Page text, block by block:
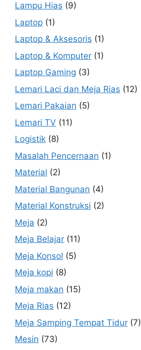
Lampu Hias (9)
Laptop (1)
Laptop & Aksesoris (1)
Laptop & Komputer (1)
Laptop Gaming (3)
Lemari Laci dan Meja Rias (12)
Lemari Pakaian (5)
Lemari TV (11)
Logistik (8)
Masalah Pencernaan (1)
Material (2)
Material Bangunan (4)
Material Konstruksi (2)
Meja (2)
Meja Belajar (11)
Meja Konsol (5)
Meja kopi (8)
Meja makan (15)
Meja Rias (12)
Meja Samping Tempat Tidur (7)
Mesin (73)